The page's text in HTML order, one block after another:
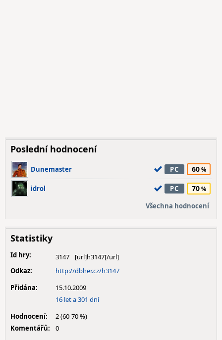
Poslední hodnocení
Dunemaster PC 60
idrol PC 70
Všechna hodnocení
Statistiky
Id hry:
3147
Odkaz:
http://dbher.cz/h3147
Přidána:
15.10.2009
16 let a 301 dní
Hodnocení:
2 (60-70 %)
Komentářů:
0